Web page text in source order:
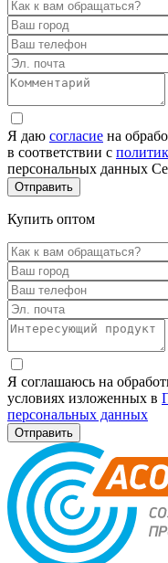
Я даю согласие на
в соответствии с
персональных данных
Купить оптом
Я соглашаюсь на
условиях изложенных в
персональных данных